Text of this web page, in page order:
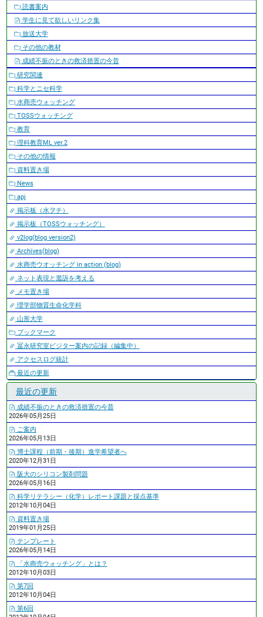
読書案内
学生に見て欲しいリンク集
放送大学
その他の教材
成績不振のときの救済措置の今昔
研究関連
科学とニセ科学
水商売ウォッチング
TOSSウォッチング
教育
理科教育ML ver.2
その他の情報
資料置き場
News
apj
掲示板（水ヲチ）
掲示板（TOSSウォッチング）
v2log(blog version2)
Archives(blog)
水商売ウオッチング in action (blog)
ネット表現と濫訴を考える
メモ置き場
理学部物質生命化学科
山形大学
ブックマーク
冨永研究室ビジター案内の記録（編集中）
アクセスログ統計
最近の更新
最近の更新
成績不振のときの救済措置の今昔
2026年05月25日
ご案内
2026年05月13日
博士課程（前期・後期）進学希望者へ
2020年12月31日
阪大のシリコン製剤問題
2026年05月16日
科学リテラシー（化学）レポート課題と採点基準
2012年10月04日
資料置き場
2019年01月25日
テンプレート
2026年05月14日
「水商売ウォッチング」とは？
2012年10月03日
第7回
2012年10月04日
第6回